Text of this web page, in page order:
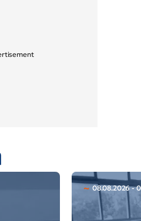
08.08.2026 -